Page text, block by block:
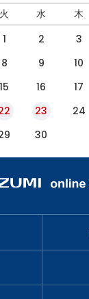
火 水 木
1 2 3
8 9 10
15 16 17
23 24
30